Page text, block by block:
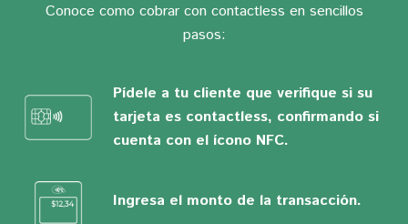
Conoce como cobrar con contactless en sencillos
pasos:
Pídele a tu cliente que verifique si su
tarjeta es contactless, confirmando si
cuenta con el ícono NFC.
Ingresa el monto de la transacción.